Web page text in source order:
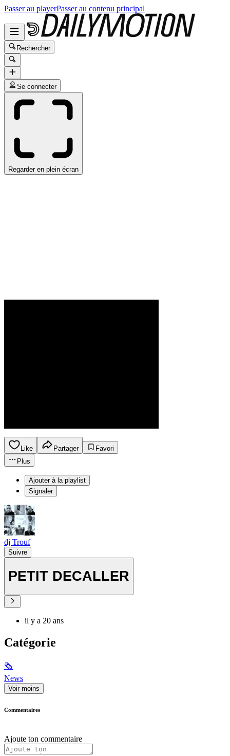
Passer au playerPasser au contenu principal
Rechercher
Se connecter
Regarder en plein écran
Like Partager
Favori
Plus
Ajouter à la playlist
Signaler
dj Trouf
Suivre
PETIT DECALLER
il y a 20 ans
Catégorie
🗞
News
Voir moins
Commentaires
Ajoute ton commentaire